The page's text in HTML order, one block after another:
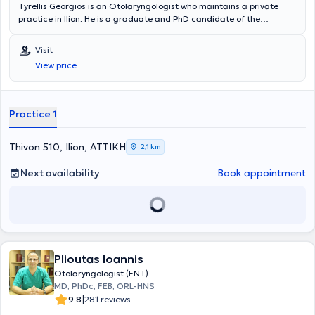
Tyrellis Georgios is an Otolaryngologist who maintains a private
practice in Ilion. He is a graduate and PhD candidate of the
completed postgraduate studies in "Thyroid and Parathyroid Gland
Surgery" and received training in Botox, Dermal Filler & Skin
Rejuvenation. He specialized at the 2nd University ENT Clinic of the
University General Hospital "Attikon" and currently serves as a
throughout his career.
Visit
View price
Practice 1
Thivon 510, Ilion, ΑΤΤΙΚΗ 2,1 km
Next availability Book appointment
Plioutas Ioannis
Otolaryngologist (ENT)
MD, PhDc, FEB, ORL-HNS
9.8|281 reviews